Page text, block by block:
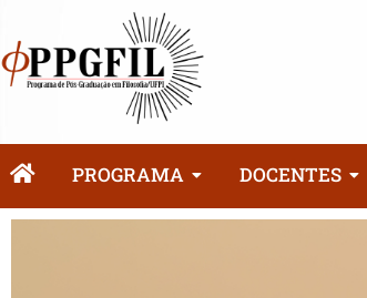
PROGRAMA DOCENTES